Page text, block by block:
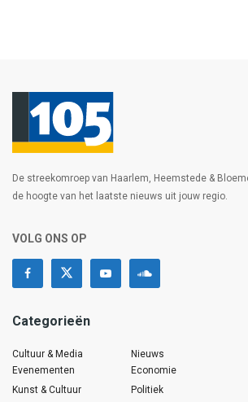
De streekomroep van Haarlem, Heemstede &
de hoogte van het laatste nieuws uit jouw regio.
VOLG ONS OP
Categorieën
Cultuur & Media
Evenementen
Kunst & Cultuur
Nieuws
Economie
Politiek